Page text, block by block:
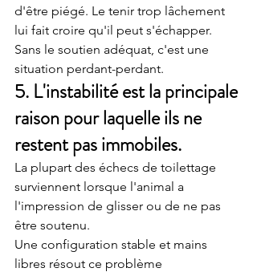
d'être piégé. Le tenir trop lâchement
lui fait croire qu'il peut s'échapper.
Sans le soutien adéquat, c'est une
situation perdant-perdant.
5. L'instabilité est la principale
raison pour laquelle ils ne
restent pas immobiles.
La plupart des échecs de toilettage
surviennent lorsque l'animal a
l'impression de glisser ou de ne pas
être soutenu.
Une configuration stable et mains
libres résout ce problème